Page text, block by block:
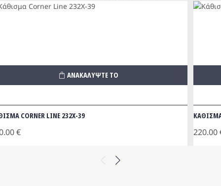
Previous
CORNER LINE 232Χ-39
€
ΑΝΑΚΑΛΥΨΤΕ ΤΟ
ΚΑΘΙΣΜΑ
220.00
Next